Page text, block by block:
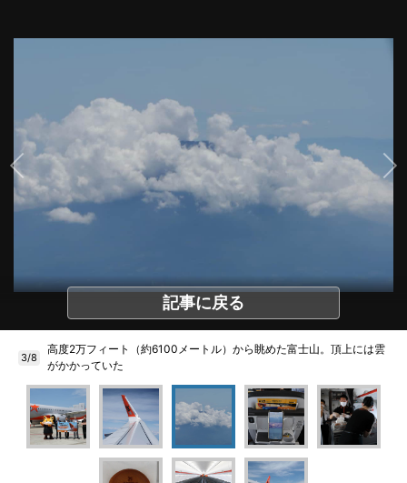
記事に戻る
3/8
高度2万フィート（約6100メートル）から眺めた富士山。頂上には雲
がかかっていた